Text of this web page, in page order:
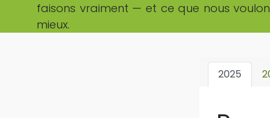
faisons vraiment — et ce que nous
mieux.
2025